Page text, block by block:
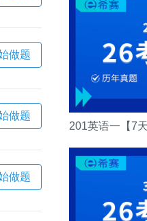
做题
做题
做题
201英语一【7